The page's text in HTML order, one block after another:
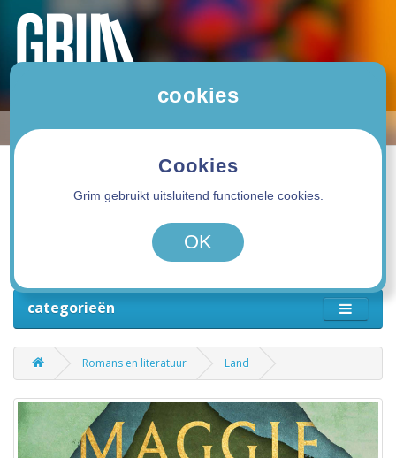
0 product(en) - 0,00€
categorieën
Romans en literatuur Land
cookies
Cookies
Grim gebruikt uitsluitend functionele cookies.
OK